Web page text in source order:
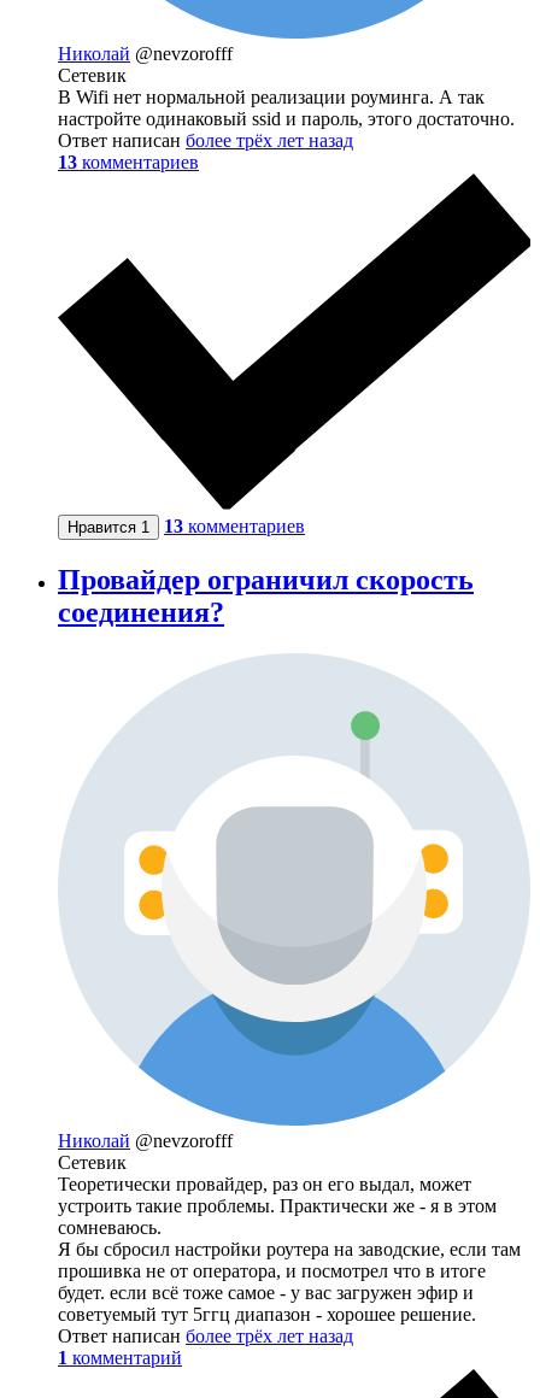
Николай @nevzorofff
Сетевик
В Wifi нет нормальной реализации роуминга. А так
настройте одинаковый ssid и пароль, этого достаточно.
Ответ написан более трёх лет назад
13 комментариев
Нравится 1 13 комментариев
Провайдер ограничил скорость
соединения?
Николай @nevzorofff
Сетевик
Теоретически провайдер, раз он его выдал, может
устроить такие проблемы. Практически же - я в этом
сомневаюсь.
Я бы сбросил настройки роутера на заводские, если там
прошивка не от оператора, и посмотрел что в итоге
будет. если всё тоже самое - у вас загружен эфир и
советуемый тут 5ггц диапазон - хорошее решение.
Ответ написан более трёх лет назад
1 комментарий